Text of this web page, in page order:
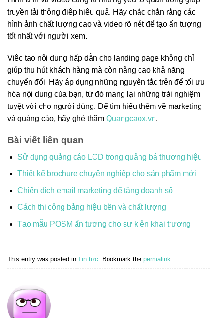
truyền tải thông điệp hiệu quả. Hãy chắc chắn rằng các
hình ảnh chất lượng cao và video rõ nét để tạo ấn tượng
tốt nhất với người xem.
Việc tạo nội dung hấp dẫn cho landing page không chỉ
giúp thu hút khách hàng mà còn nâng cao khả năng
chuyển đổi. Hãy áp dụng những nguyên tắc trên để tối ưu
hóa nội dung của bạn, từ đó mang lại những trải nghiệm
tuyệt vời cho người dùng. Để tìm hiểu thêm về marketing
và quảng cáo, hãy ghé thăm Quangcaox.vn.
Bài viết liên quan
Sử dụng quảng cáo LCD trong quảng bá thương hiệu
Thiết kế brochure chuyên nghiệp cho sản phẩm mới
Chiến dịch email marketing để tăng doanh số
Cách thi công bảng hiệu bền và chất lượng
Tạo mẫu POSM ấn tượng cho sự kiện khai trương
This entry was posted in Tin tức. Bookmark the permalink.